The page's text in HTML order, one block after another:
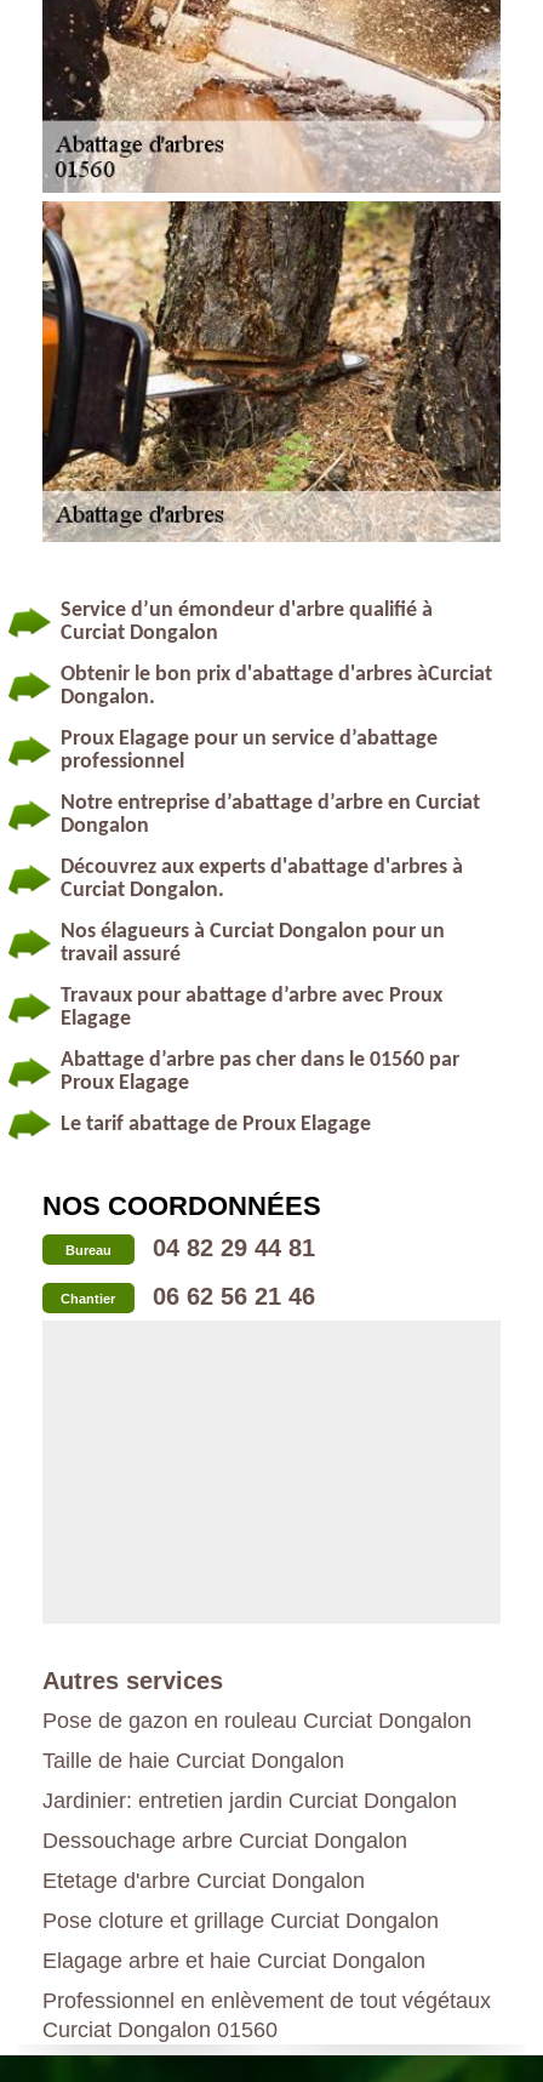
Service d’un émondeur d'arbre qualifié à
Curciat Dongalon
Obtenir le bon prix d'abattage d'arbres àCurciat
Dongalon.
Proux Elagage pour un service d’abattage
professionnel
Notre entreprise d’abattage d’arbre en Curciat
Dongalon
Découvrez aux experts d'abattage d'arbres à
Curciat Dongalon.
Nos élagueurs à Curciat Dongalon pour un
travail assuré
Travaux pour abattage d’arbre avec Proux
Elagage
Abattage d’arbre pas cher dans le 01560 par
Proux Elagage
Le tarif abattage de Proux Elagage
NOS COORDONNÉES
Bureau 04 82 29 44 81
Chantier 06 62 56 21 46
Autres services
Pose de gazon en rouleau Curciat Dongalon
Taille de haie Curciat Dongalon
Jardinier: entretien jardin Curciat Dongalon
Dessouchage arbre Curciat Dongalon
Etetage d'arbre Curciat Dongalon
Pose cloture et grillage Curciat Dongalon
Elagage arbre et haie Curciat Dongalon
Professionnel en enlèvement de tout végétaux
Curciat Dongalon 01560